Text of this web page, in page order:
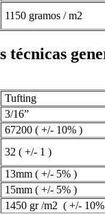
1150 gramos / m2
técnicas
Tufting
3/16”
67200 ( +/- 10% )
32 ( +/- 1 )
13mm ( +/- 5% )
15mm ( +/- 5% )
1450 gr /m2 ( +/-